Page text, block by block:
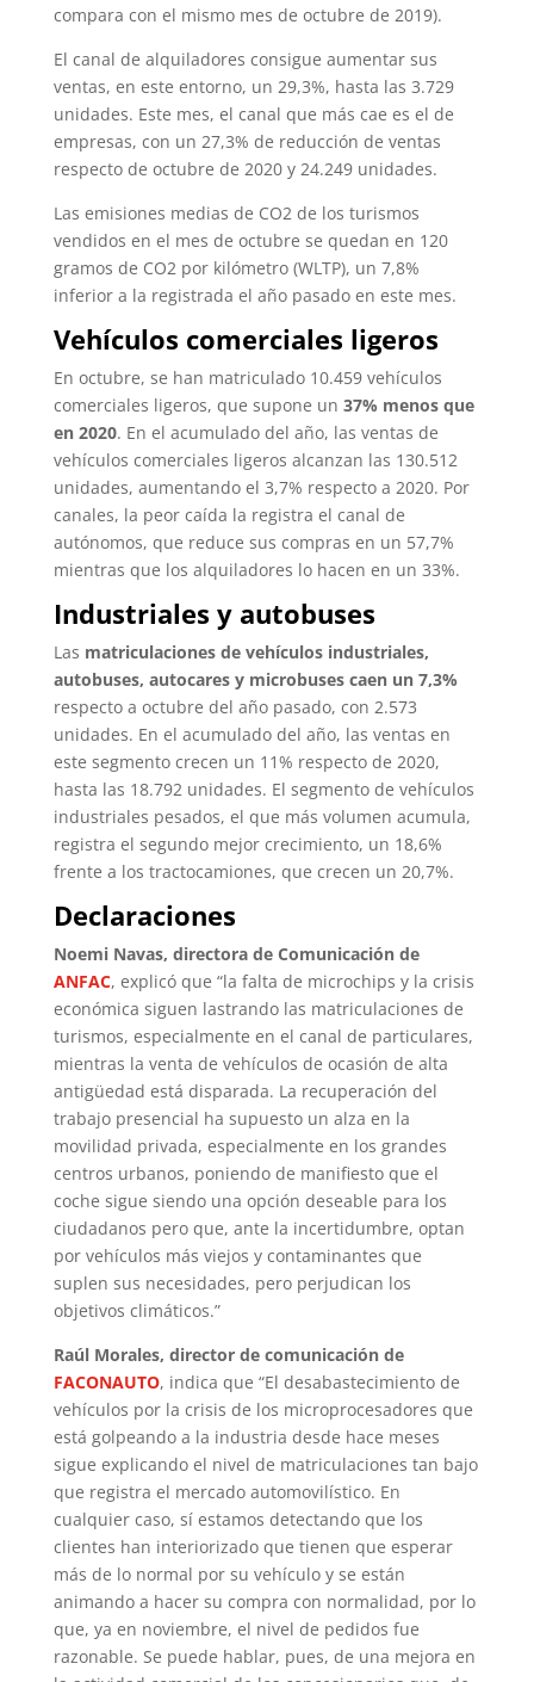
compara con el mismo mes de octubre de 2019).
El canal de alquiladores consigue aumentar sus
ventas, en este entorno, un 29,3%, hasta las 3.729
unidades. Este mes, el canal que más cae es el de
empresas, con un 27,3% de reducción de ventas
respecto de octubre de 2020 y 24.249 unidades.
Las emisiones medias de CO2 de los turismos
vendidos en el mes de octubre se quedan en 120
gramos de CO2 por kilómetro (WLTP), un 7,8%
inferior a la registrada el año pasado en este mes.
Vehículos comerciales ligeros
En octubre, se han matriculado 10.459 vehículos
comerciales ligeros, que supone un 37% menos que
en 2020. En el acumulado del año, las ventas de
vehículos comerciales ligeros alcanzan las 130.512
unidades, aumentando el 3,7% respecto a 2020. Por
canales, la peor caída la registra el canal de
autónomos, que reduce sus compras en un 57,7%
mientras que los alquiladores lo hacen en un 33%.
Industriales y autobuses
Las matriculaciones de vehículos industriales,
autobuses, autocares y microbuses caen un 7,3%
respecto a octubre del año pasado, con 2.573
unidades. En el acumulado del año, las ventas en
este segmento crecen un 11% respecto de 2020,
hasta las 18.792 unidades. El segmento de vehículos
industriales pesados, el que más volumen acumula,
registra el segundo mejor crecimiento, un 18,6%
frente a los tractocamiones, que crecen un 20,7%.
Declaraciones
Noemi Navas, directora de Comunicación de
ANFAC, explicó que “la falta de microchips y la crisis
económica siguen lastrando las matriculaciones de
turismos, especialmente en el canal de particulares,
mientras la venta de vehículos de ocasión de alta
antigüedad está disparada. La recuperación del
trabajo presencial ha supuesto un alza en la
movilidad privada, especialmente en los grandes
centros urbanos, poniendo de manifiesto que el
coche sigue siendo una opción deseable para los
ciudadanos pero que, ante la incertidumbre, optan
por vehículos más viejos y contaminantes que
suplen sus necesidades, pero perjudican los
objetivos climáticos.”
Raúl Morales, director de comunicación de
FACONAUTO, indica que “El desabastecimiento de
vehículos por la crisis de los microprocesadores que
está golpeando a la industria desde hace meses
sigue explicando el nivel de matriculaciones tan bajo
que registra el mercado automovilístico. En
cualquier caso, sí estamos detectando que los
clientes han interiorizado que tienen que esperar
más de lo normal por su vehículo y se están
animando a hacer su compra con normalidad, por lo
que, ya en noviembre, el nivel de pedidos fue
razonable. Se puede hablar, pues, de una mejora en